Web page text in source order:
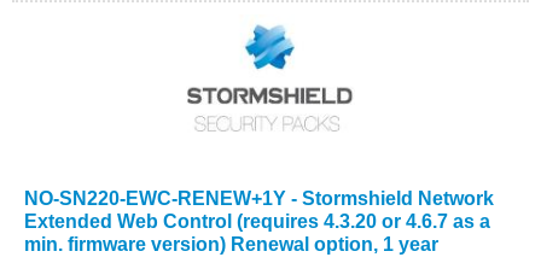
NO-SN220-EWC-RENEW+1Y - Stormshield Network
Extended Web Control (requires 4.3.20 or 4.6.7 as a
min. firmware version) Renewal option, 1 year